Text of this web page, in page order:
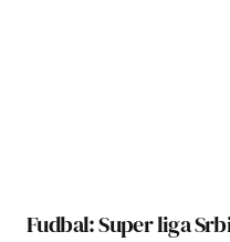
Fudbal: Super liga